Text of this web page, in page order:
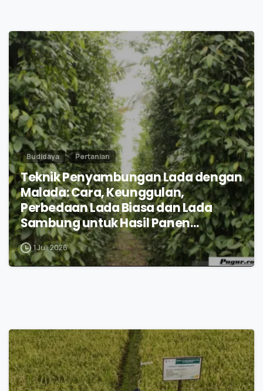
0
Budidaya Pertanian
Teknik Penyambungan Lada dengan
Malada: Cara, Keunggulan,
Perbedaan Lada Biasa dan Lada
Sambung untuk Hasil Panen
Maksimal
1 Juli 2026
0